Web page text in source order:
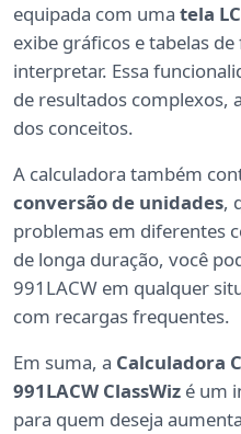
equipada com uma tela
exibe gráficos e tabelas
interpretar. Essa
de resultados complexos,
dos conceitos.
A calculadora também
conversão de unidades,
problemas em diferentes
de longa duração, você
991LACW em qualquer
com recargas frequentes.
Em suma, a Calculadora
991LACW ClassWiz é um
para quem deseja